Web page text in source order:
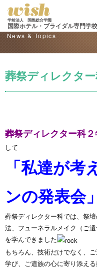
学校法人 国際総合学園
国際ホテル・ブライダル専門学校
学校からのお知らせ
News & Topics
葬祭ディレクタ
葬祭ディレクター科
して
「私達が
ンの発表会」
葬祭ディレクター科では、祭
法、フューネラルメイク（ご
を学んできました
もちろん、技術だけでなく、
学び、ご遺族の心に寄り添え